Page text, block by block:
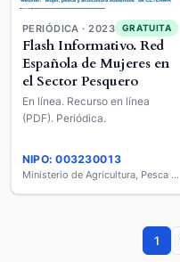
PERIÓDICA · 2023 GRATUITA
Flash Informativo. Red
Española de Mujeres en
el Sector Pesquero
En línea. Recurso en línea
(PDF). Periódica.
NIPO: 003230013
Ministerio de Agricultura, Pesca y Alimentación
1